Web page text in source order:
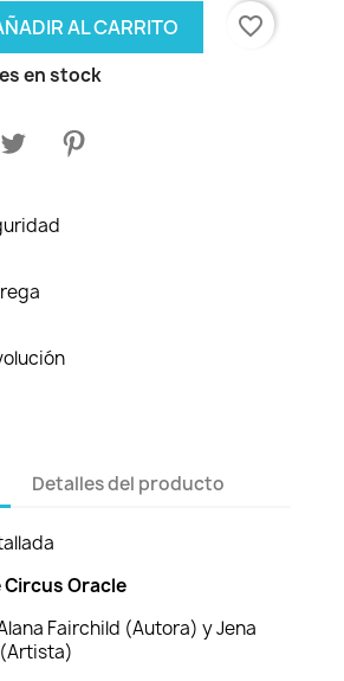
AL CARRITO
favorite_border
en stock
Detalles del producto
Circus Oracle
Fairchild (Autora) y Jena